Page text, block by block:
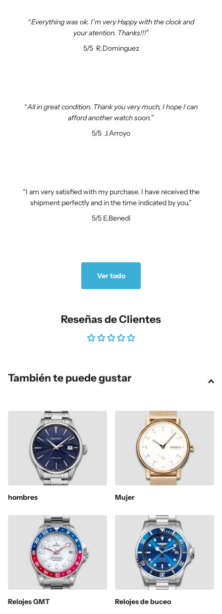
Everything was ok. I’m very Happy with the clock and
your atention. Thanks!!!
5/5R.Dominguez
All in great condition. Thank you very much, I hope I can
afford another watch soon.
5/5 J.Arroyo
I am very satisfied with my purchase. I have received the
shipment perfectly and in the time indicated by you.
5/5 E.Benedí
Ver todo
Reseñas de Clientes
También te puede gustar
hombres Mujer
Relojes GMT Relojes de buceo